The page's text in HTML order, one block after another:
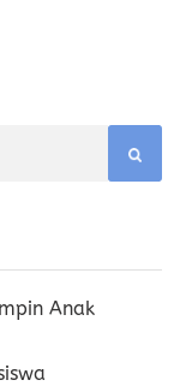
Anak